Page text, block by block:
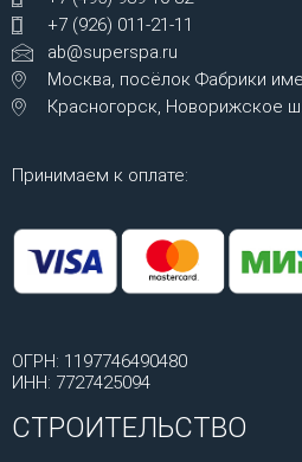
+7 (926) 011-21-11
ab@superspa.ru
Москва, посёлок Фабрики
Красногорск, Новорижское
Принимаем к оплате:
ОГРН: 1197746490480
ИНН: 7727425094
СТРОИТЕЛЬСТВО